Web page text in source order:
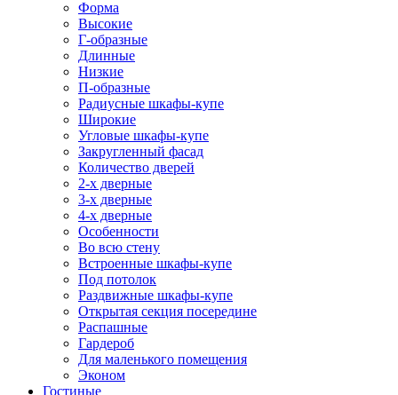
Форма
Высокие
Г-образные
Длинные
Низкие
П-образные
Радиусные шкафы-купе
Широкие
Угловые шкафы-купе
Закругленный фасад
Количество дверей
2-х дверные
3-х дверные
4-х дверные
Особенности
Во всю стену
Встроенные шкафы-купе
Под потолок
Раздвижные шкафы-купе
Открытая секция посередине
Распашные
Гардероб
Для маленького помещения
Эконом
Гостиные